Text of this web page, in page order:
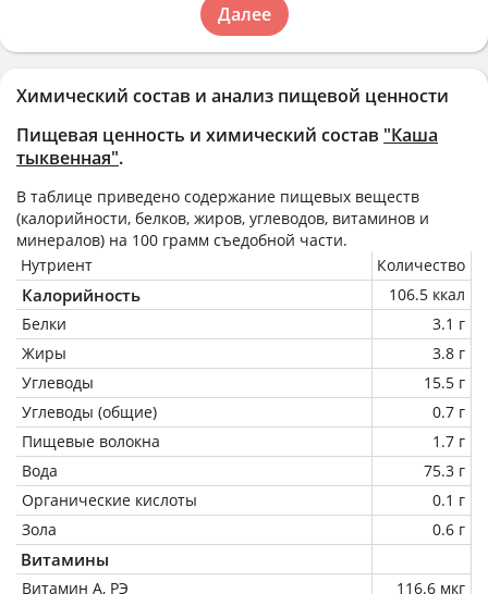
Химический состав и анализ пищевой ценности
Пищевая ценность и химический состав "Каша
тыквенная".
В таблице приведено содержание пищевых веществ
(калорийности, белков, жиров, углеводов, витаминов и
минералов) на 100 грамм съедобной части.
Нутриент
Количество
Калорийность
106.5 ккал
Белки
3.1 г
Жиры
3.8 г
Углеводы
15.5 г
Углеводы (общие)
0.7 г
Пищевые волокна
1.7 г
Вода
75.3 г
Органические кислоты
0.1 г
Зола
0.6 г
Витамины
Витамин А, РЭ 116.6 мкг
Далее